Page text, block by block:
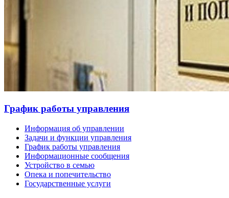
График работы управления
Информация об управлении
Задачи и функции управления
График работы управления
Информационные сообщения
Устройство в семью
Опека и попечительство
Государственные услуги